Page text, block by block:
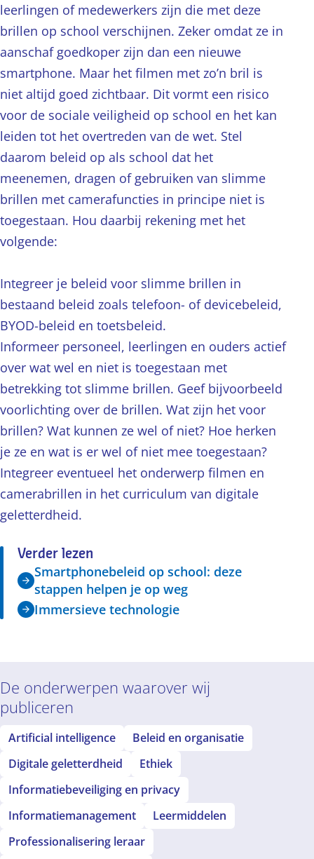
leerlingen of medewerkers zijn die met deze
brillen op school verschijnen. Zeker omdat ze in
aanschaf goedkoper zijn dan een nieuwe
smartphone. Maar het filmen met zo’n bril is
niet altijd goed zichtbaar. Dit vormt een risico
voor de sociale veiligheid op school en het kan
leiden tot het overtreden van de wet. Stel
daarom beleid op als school dat het
meenemen, dragen of gebruiken van slimme
brillen met camerafuncties in principe niet is
toegestaan. Hou daarbij rekening met het
volgende:
Integreer je beleid voor slimme brillen in
bestaand beleid zoals telefoon- of devicebeleid,
BYOD-beleid en toetsbeleid.
Informeer personeel, leerlingen en ouders actief
over wat wel en niet is toegestaan met
betrekking tot slimme brillen. Geef bijvoorbeeld
voorlichting over de brillen. Wat zijn het voor
brillen? Wat kunnen ze wel of niet? Hoe herken
je ze en wat is er wel of niet mee toegestaan?
Integreer eventueel het onderwerp filmen en
camerabrillen in het curriculum van digitale
geletterdheid.
Verder lezen
Smartphonebeleid op school: deze
stappen helpen je op weg
Immersieve technologie
De onderwerpen waarover wij
publiceren
Artificial intelligence
Beleid en organisatie
Digitale geletterdheid
Ethiek
Informatiebeveiliging en privacy
Informatiemanagement
Leermiddelen
Professionalisering leraar